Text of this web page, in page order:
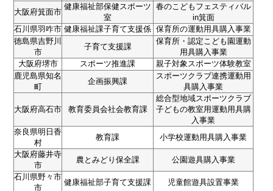
大阪府箕面市
健康福祉部保健スポーツ
室
春のこどもフェスティバル
in箕面
石川県羽咋市 健康福祉課子育て支援係 保育所の運動用具購入事業
徳島県吉野川
市
子育て支援課
保育所・認定こども園運動
用具購入事業
大阪府堺市
スポーツ推進課
親子対象スポーツ体験教室
鹿児島県知名
町
企画振興課
スポーツクラブ連携運動用
具購入事業
大阪府高石市 教育委員会社会教育課
総合型地域スポーツクラブ
子どもの教室用運動用具購
入事業
奈良県明日香
村
教育課
小学校運動用具購入事業
大阪府藤井寺
市
農とみどり保全課
公園遊具購入事業
石川県野々市
市
健康福祉部子育て支援課
児童館遊具設置事業